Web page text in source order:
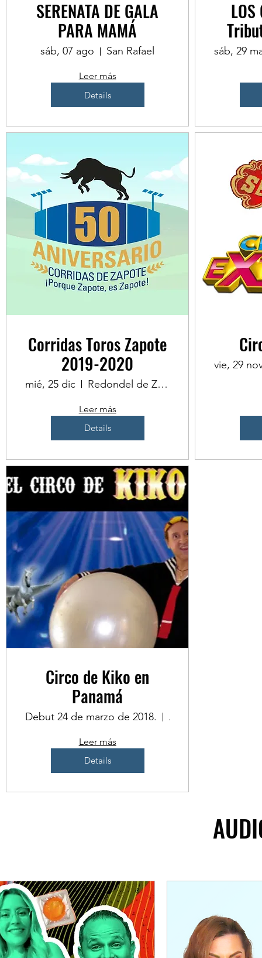
SERENATA DE GALA
PARA MAMÁ
sáb, 07 ago San Rafael
Leer más
Details
LOS
sáb, 29
Corridas Toros Zapote
2019-2020
mié, 25 dic Redondel de Zapote, San José, Costa Rica
Leer más
Details
vie, 29
Circo de Kiko en
Panamá
Debut 24 de marzo de 2018.
Leer más
Details